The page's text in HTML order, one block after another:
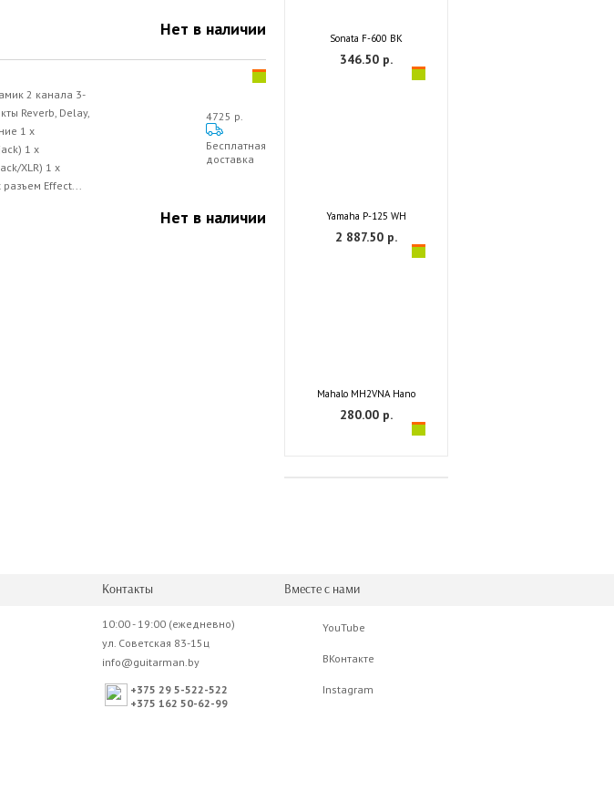
Нет в наличии
2 канала 3-
Reverb, Delay,
1 x
1 x
XLR) 1 x
Effect...
4725 р.
Бесплатная
доставка
Нет в наличии
Sonata F-600 BK
346.50 р.
Yamaha P-125 WH
2 887.50 р.
Mahalo MH2VNA Hano
280.00 р.
Контакты
10:00 - 19:00 (ежедневно)
ул. Советская 83-15ц
info@guitarman.by
+375 29 5-522-522
+375 162 50-62-99
Вместе с нами
YouTube
ВКонтакте
Instagram